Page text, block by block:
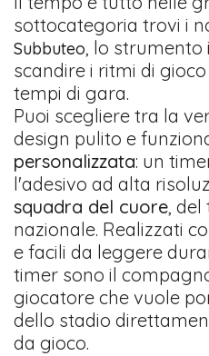
sottocategoria trovi i
Subbuteo, lo strumento
scandire i ritmi di
tempi di gara.
Puoi scegliere tra la
design pulito e
personalizzata: un
l'adesivo ad alta
squadra del cuore, del
nazionale. Realizzati
e facili da leggere
timer sono il
giocatore che vuole
dello stadio
da gioco.